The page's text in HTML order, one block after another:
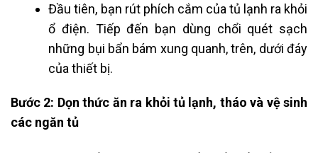
Đầu tiên, bạn rút phích cắm của tủ lạnh ra khỏi
ổ điện. Tiếp đến bạn dùng chổi quét sạch
những bụi bẩn bám xung quanh, trên, dưới đáy
của thiết bị.
Bước 2: Dọn thức ăn ra khỏi tủ lạnh, tháo và vệ sinh
các ngăn tủ